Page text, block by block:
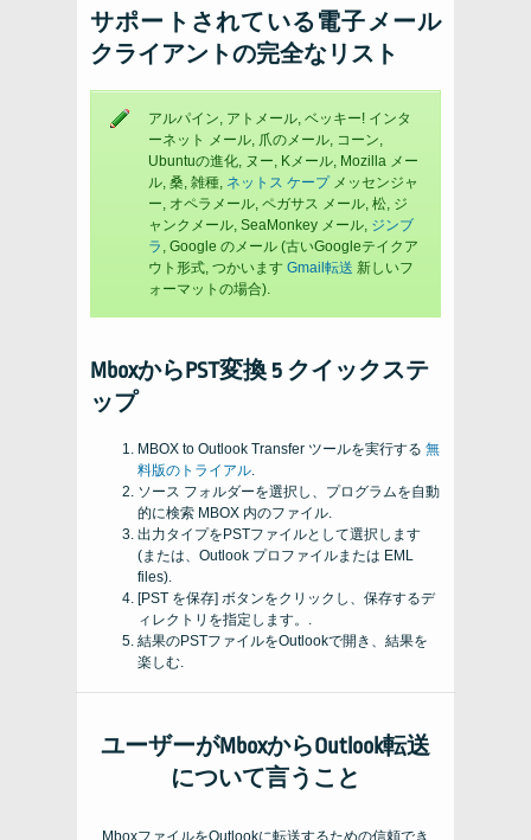
サポートされている電子メール
クライアントの完全なリスト
アルパイン, アトメール, ベッキー! インタ
ーネット メール, 爪のメール, コーン,
Ubuntuの進化, ヌー, Kメール, Mozilla メー
ル, 桑, 雑種, ネットス ケープメッセンジャ
ー, オペラメール, ペガサス メール, 松, ジ
ャンクメール, SeaMonkey メール, ジンブ
ラ , Google のメール (古いGoogleテイクア
ウト形式, つかいます Gmail転送 新しいフ
ォーマットの場合).
MboxからPST変換 5 クイックステ
ップ
MBOX to Outlook Transfer ツールを実行する 無
料版のトライアル.
ソース フォルダーを選択し、プログラムを自動
的に検索 MBOX 内のファイル.
出力タイプをPSTファイルとして選択します
(または、Outlook プロファイルまたは EML
files).
[PST を保存] ボタンをクリックし、保存するデ
ィレクトリを指定します。.
結果のPSTファイルをOutlookで開き、結果を
楽しむ.
ユーザーがMboxからOutlook転送
について言うこと